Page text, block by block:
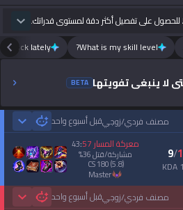
للحصول على تفصيل أكثر دقة لمستوى قدراتك.
What is my skill level?
luck lately?
لا ينبغي تفويتها BETA
مصنف فردي/زوجيقبل أسبوع واحد
/
9 معركة المسار57
:
43
مشاركة/قتل36
%
CS180(5.8)
master
مصنف فردي/زوجيقبل أسبوع واحد